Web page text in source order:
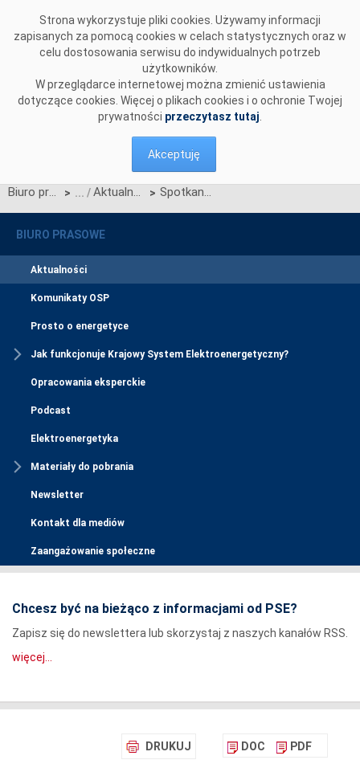
Strona wykorzystuje pliki cookies. Używamy informacji
zapisanych za pomocą cookies w celach statystycznych oraz w
celu dostosowania serwisu do indywidualnych potrzeb
użytkowników.
W przeglądarce internetowej można zmienić ustawienia
dotyczące cookies. Więcej o plikach cookies i o ochronie Twojej
prywatności przeczytasz tutaj
Akceptuję
Biuro prasowe > Aktualności > Spotkanie informacyjne dotyczące Interwencyjnych Programów DSR
BIURO PRASOWE
Aktualności
Komunikaty OSP
Prosto o energetyce
Jak funkcjonuje Krajowy System Elektroenergetyczny?
Opracowania eksperckie
Podcast
Elektroenergetyka
Materiały do pobrania
Newsletter
Kontakt dla mediów
Zaangażowanie społeczne
Chcesz być na bieżąco z informacjami od PSE?
Zapisz się do newslettera lub skorzystaj z naszych kanałów RSS.
więcej...
DRUKUJ DOC PDF